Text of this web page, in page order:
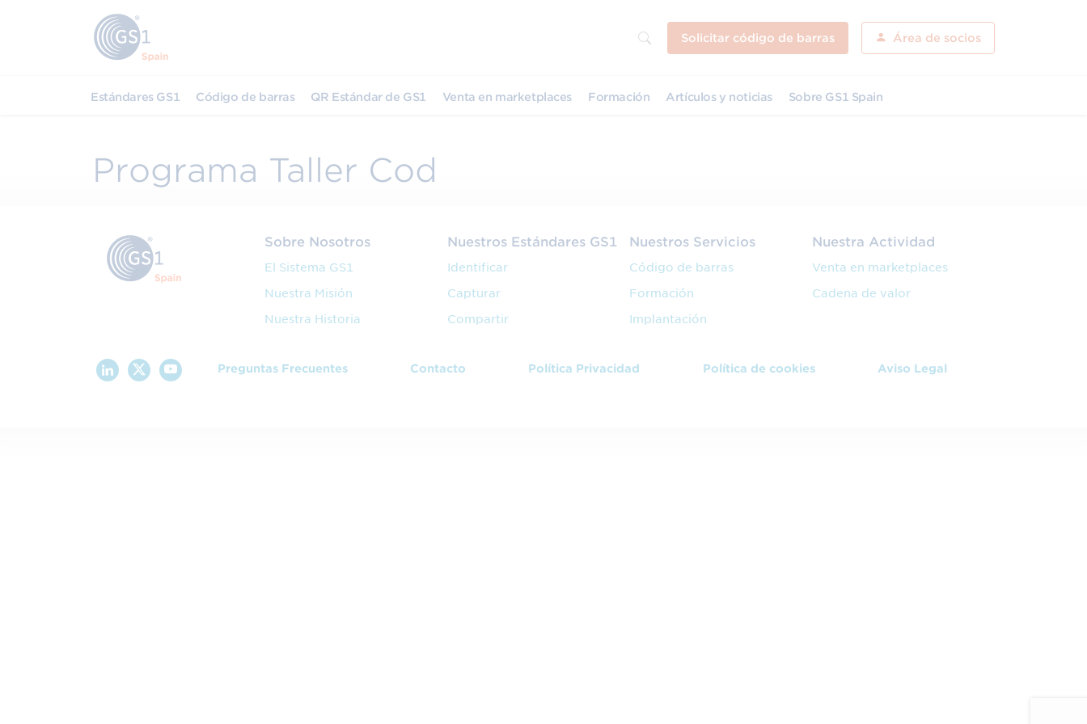
Solicitar código de barras Área de socios
Estándares GS1 Código de barras QR Estándar de GS1 Venta en marketplaces Formación Artículos y noticias Sobre GS1 Spain
Programa Taller Cod
Sobre Nosotros
El Sistema GS1
Nuestra Misión
Nuestra Historia
Nuestros Estándares GS1
Identificar
Capturar
Compartir
Nuestros Servicios
Código de barras
Formación
Implantación
Nuestra Actividad
Venta en marketplaces
Cadena de valor
Preguntas Frecuentes Contacto Política Privacidad Política de cookies Aviso Legal